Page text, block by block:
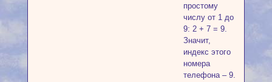
простому
числу от 1 до
9: 2 + 7 = 9.
Значит,
индекс этого
номера
телефона – 9.